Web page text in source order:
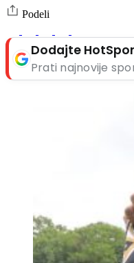
Podeli
Dodajte
Prati najnovije